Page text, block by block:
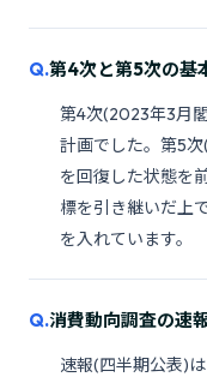
第4次と第5次の基
第4次(2023年3月
計画でした。第5
を回復した状態を
標を引き継いだ上
を入れています。
消費動向調査の速
速報(四半期公表)